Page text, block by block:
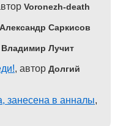
Voronezh-death
Александр Саркисов
Владимир Лучит
, автор Долгий
занесена в анналы,